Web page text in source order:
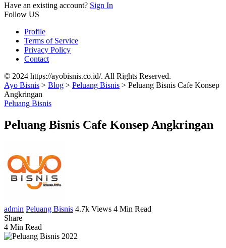
Have an existing account? Sign In
Follow US
Profile
Terms of Service
Privacy Policy
Contact
© 2024 https://ayobisnis.co.id/. All Rights Reserved.
Ayo Bisnis > Blog > Peluang Bisnis > Peluang Bisnis Cafe Konsep
Angkringan
Peluang Bisnis
Peluang Bisnis Cafe Konsep Angkringan
admin Peluang Bisnis 4.7k Views 4 Min Read
Share
4 Min Read